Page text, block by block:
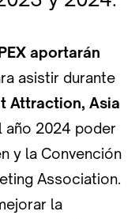
aportarán
asistir durante
Attraction, Asia
año 2024 poder
y la Convención
Association.
la